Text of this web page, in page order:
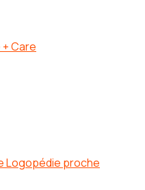
Care
Logopédie proche